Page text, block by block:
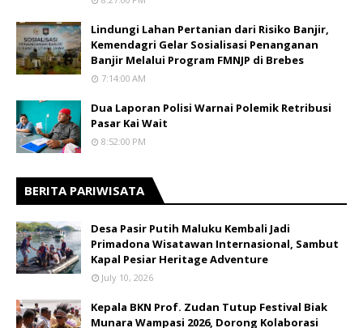
Lindungi Lahan Pertanian dari Risiko Banjir,
Kemendagri Gelar Sosialisasi Penanganan
Banjir Melalui Program FMNJP di Brebes
7:14:00 AM
Dua Laporan Polisi Warnai Polemik Retribusi
Pasar Kai Wait
8:52:00 PM
BERITA PARIWISATA
​Desa Pasir Putih Maluku Kembali Jadi
Primadona Wisatawan Internasional, Sambut
Kapal Pesiar Heritage Adventure
July 10, 2026
Kepala BKN Prof. Zudan Tutup Festival Biak
Munara Wampasi 2026, Dorong Kolaborasi